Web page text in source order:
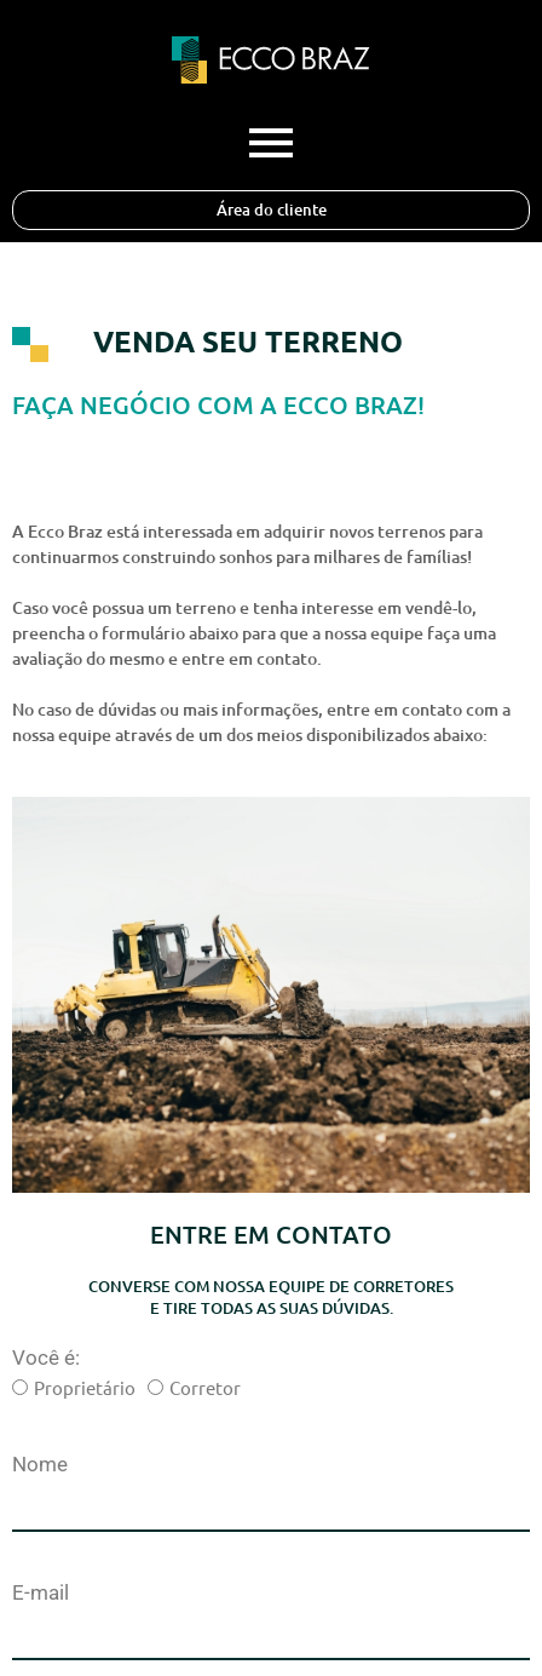
Área do cliente
VENDA SEU TERRENO
FAÇA NEGÓCIO COM A ECCO BRAZ!
A Ecco Braz está interessada em adquirir novos terrenos para
continuarmos construindo sonhos para milhares de famílias!
Caso você possua um terreno e tenha interesse em vendê-lo,
preencha o formulário abaixo para que a nossa equipe faça uma
avaliação do mesmo e entre em contato.
No caso de dúvidas ou mais informações, entre em contato com a
nossa equipe através de um dos meios disponibilizados abaixo:
ENTRE EM CONTATO
CONVERSE COM NOSSA EQUIPE DE CORRETORES
E TIRE TODAS AS SUAS DÚVIDAS.
Você é:
Proprietário Corretor
Nome
E-mail